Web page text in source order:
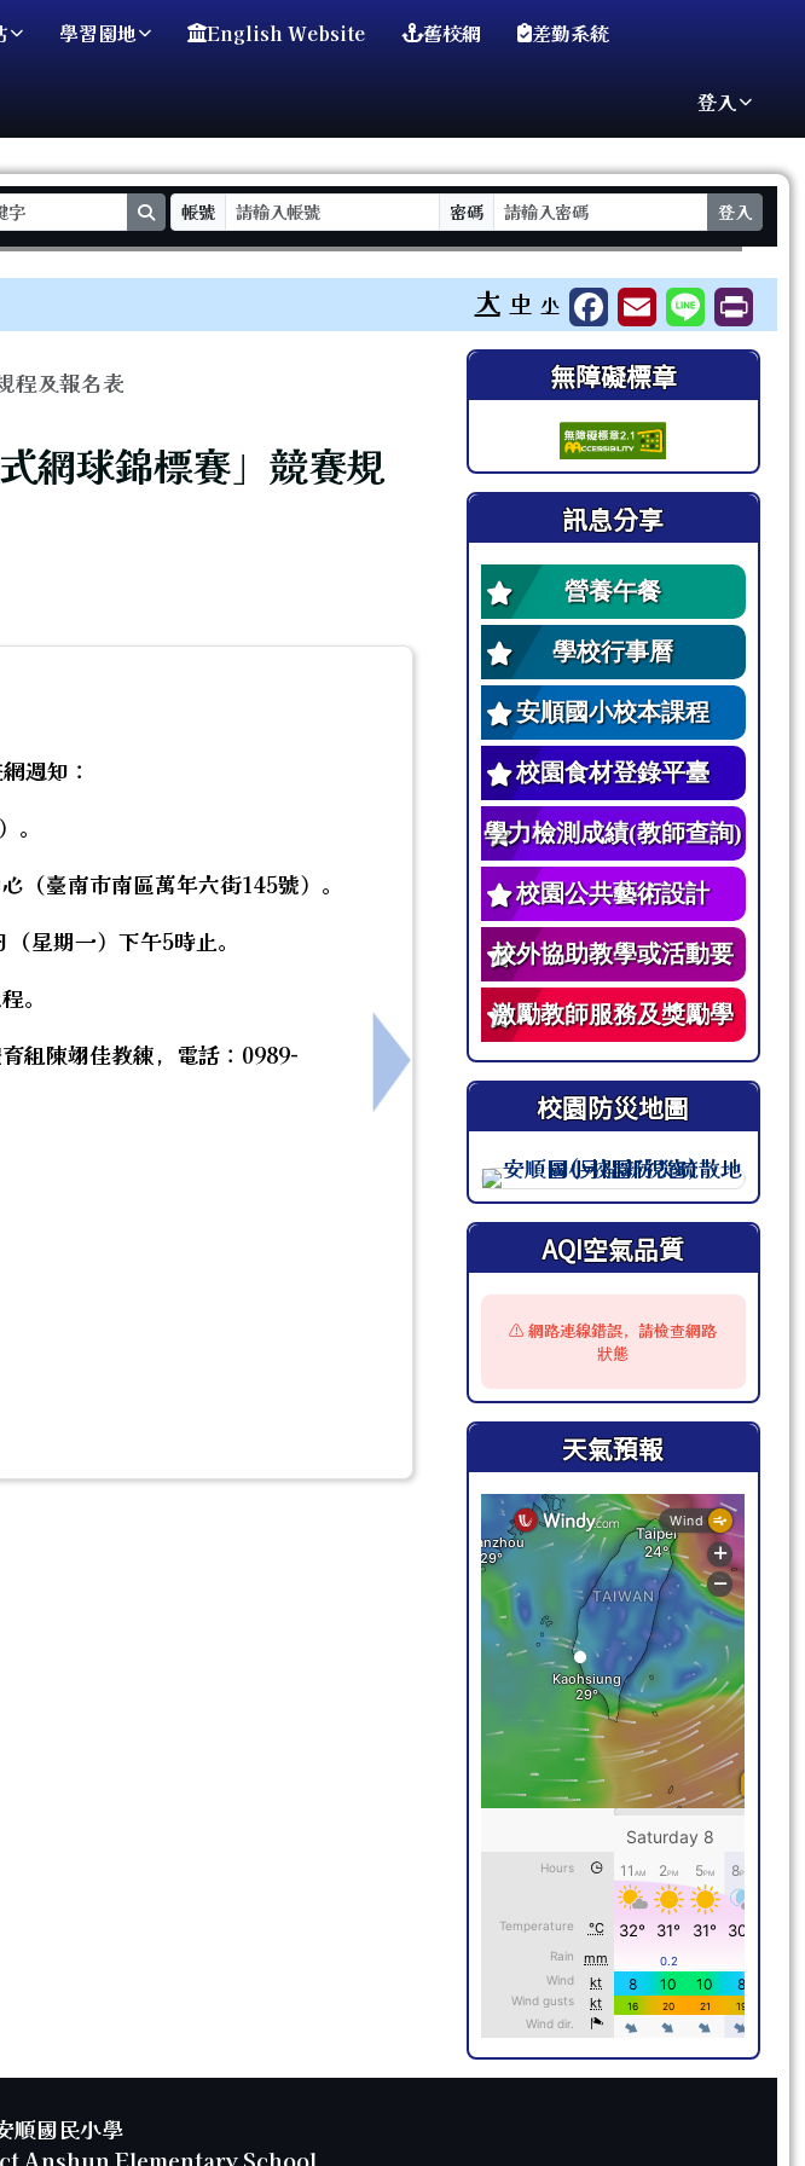
學習園地 English Website 舊校網 差勤系統
登入
search
帳號 密碼 登入
⏸
大 中 小
程及報名表
網球錦標賽」競賽規
─青春專案」，製作防制兒童及少年施用不良物質及遭受性剝削等宣導DM計5份
週知：
。
（臺南市南區萬年六街145號）。
星期一）下午5時止。
。
組陳翊佳教練，電話：0989-
下一筆：115學年度-安順國小-霸凌防制
右邊區域內容
無障礙標章
訊息分享
營養午餐
學校行事曆
安順國小校本課程
校園食材登錄平臺
學力檢測成績(教師查詢)
校園公共藝術設計
校外協助教學或活動要
點
激勵教師服務及獎勵學
生辦法
校園防災地圖
此圖為安順國小校園防災地圖（
AQI空氣品質
⚠️ 網路連線錯誤，請檢查網路
狀態
天氣預報
順國民小學